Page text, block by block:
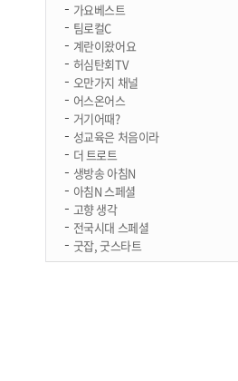
가요베스트
팀로컬C
계란이왔어요
허심탄회TV
오만가지 채널
어스온어스
거기어때?
성교육은 처음이라
더 트로트
생방송 아침N
아침N 스페셜
고향 생각
전국시대 스페셜
굿잡, 굿스타트